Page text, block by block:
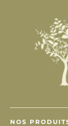
NOS